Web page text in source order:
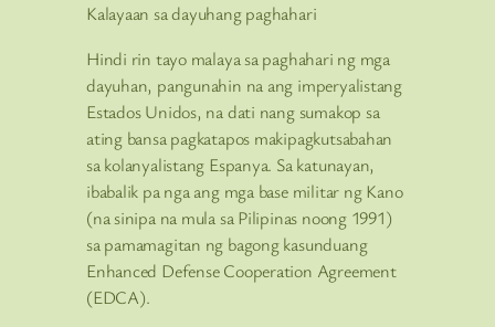
Kalayaan sa dayuhang paghahari
Hindi rin tayo malaya sa paghahari ng mga
dayuhan, pangunahin na ang imperyalistang
Estados Unidos, na dati nang sumakop sa
ating bansa pagkatapos makipagkutsabahan
sa kolanyalistang Espanya. Sa katunayan,
ibabalik pa nga ang mga base militar ng Kano
(na sinipa na mula sa Pilipinas noong 1991)
sa pamamagitan ng bagong kasunduang
Enhanced Defense Cooperation Agreement
(EDCA).